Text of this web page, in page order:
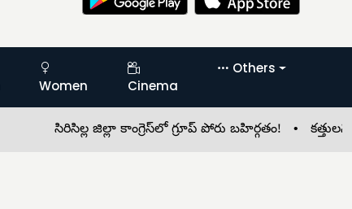
Women Cinema
Others
సిరిసిల్ల జిల్లా కాంగ్రెస్‌లో గ్రూప్ పోరు బహిర్గతం! •కత్తులన్నీ